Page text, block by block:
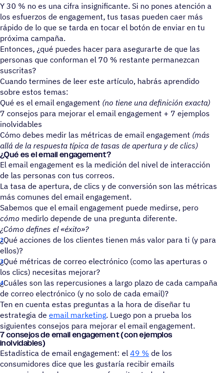
Y 30 % no es una cifra insignificante. Si no pones atención a
los esfuerzos de engagement, tus tasas pueden caer más
rápido de lo que se tarda en tocar el botón de enviar en tu
próxima campaña.
Entonces, ¿qué puedes hacer para asegurarte de que las
personas que conforman el 70 % restante permanezcan
suscritas?
Cuando termines de leer este artículo, habrás aprendido
sobre estos temas:
Qué es el email engagement (no tiene una definición exacta)
7 consejos para mejorar el email engagement + 7 ejemplos
inolvidables
Cómo debes medir las métricas de email engagement (más
allá de la respuesta típica de tasas de apertura y de clics)
¿Qué es el email engagement?
El email engagement es la medición del nivel de interacción
de las personas con tus correos.
La tasa de apertura, de clics y de conversión son las métricas
más comunes del email engagement.
Sabemos que el email engagement puede medirse, pero
cómo medirlo depende de una pregunta diferente.
¿Cómo defines el «éxito»?
¿Qué acciones de los clientes tienen más valor para ti (y para
ellos)?
¿Qué métricas de correo electrónico (como las aperturas o
los clics) necesitas mejorar?
¿Cuáles son las repercusiones a largo plazo de cada campaña
de correo electrónico (y no solo de cada email)?
Ten en cuenta estas preguntas a la hora de diseñar tu
estrategia de email marketing. Luego pon a prueba los
siguientes consejos para mejorar el email engagement.
7 conse­jos de email enga­ge­ment (con ejemplos
inolvidables)
Estadística de email engagement: el 49 % de los
consumidores dice que les gustaría recibir emails